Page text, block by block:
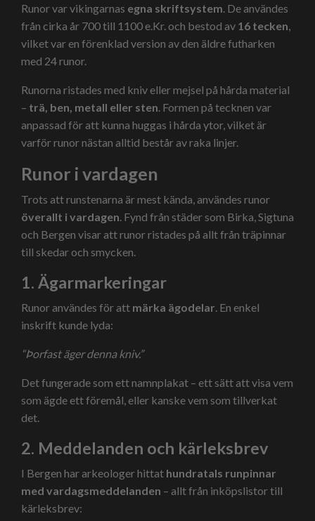
Runor var vikingarnas egna skriftsystem. De användes
från cirka år 700 till 1100 e.Kr. och bestod av 16 tecken,
vilket var en förenklad version av den äldre futharken
med 24 runor.
Runorna ristades med kniv eller mejsel på hårda material
– trä, ben, metall eller sten. Formen på tecknen var
anpassad för att kunna huggas i hårda ytor, vilket är
varför runor nästan alltid består av raka linjer.
Runor i vardagen
Trots att runstenarna är mest kända, användes runor
överallt i vardagen. Fynd från städer som Birka, Sigtuna
och Bergen visar att runor ristades på allt från träpinnar
till skedar och smycken.
1. Ägarmarkeringar
Runor användes för att märka ägodelar. En enkel
inskrift kunde lyda:
“Þorfast äger denna kniv.”
Det fungerade som ett namnplakat – ett sätt att visa vem
som ägde ett föremål, eller kanske vem som tillverkat
det.
2. Meddelanden och kärleksbrev
I Bergen har arkeologer hittat hundratals runpinnar
med vardagsmeddelanden – allt från inköpslistor till
kärleksbrev: